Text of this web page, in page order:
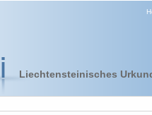
Liechtensteinisches